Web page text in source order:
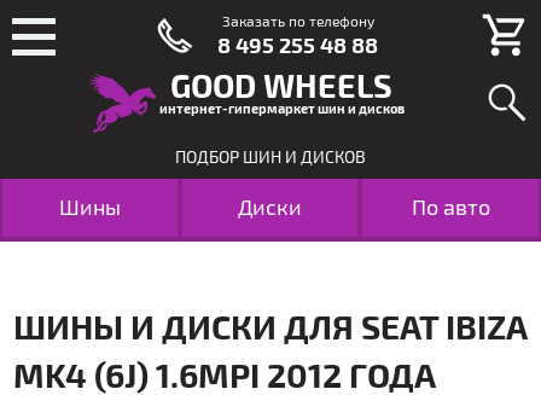
GOOD WHEELS
интернет-гипермаркет шин и дисков
ПОДБОР ШИН И ДИСКОВ
Шины Диски По авто
ШИНЫ И ДИСКИ ДЛЯ SEAT IBIZA
MK4 (6J) 1.6MPI 2012 ГОДА
Заказать по телефону
8 495 255 48 88